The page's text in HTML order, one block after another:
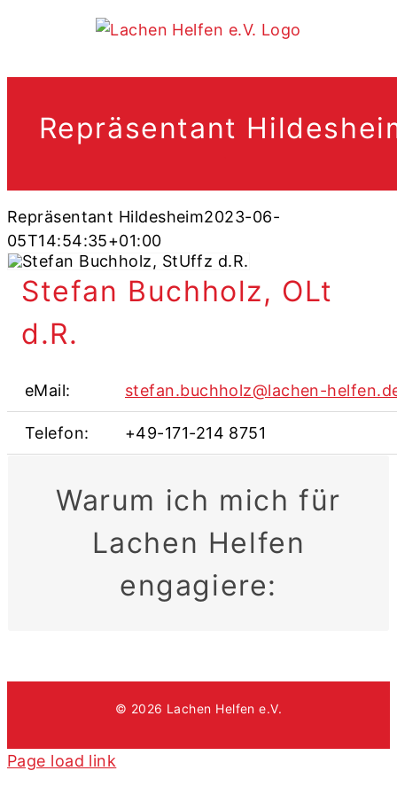
Repräsentant
Repräsentant Hildesheim2023-06-
05T14:54:35+01:00
Stefan Buchholz, OLt
d.R.
eMail: stefan.buchholz@lachen-
Telefon: +49-171-214 8751
Warum ich mich für
Lachen Helfen
engagiere:
„Ich bin bei Lachen Helfen e.V., da ich
denke, wenn jeder seinen kleinen Beitrag
leistet, können wir großes Bewirken.“
© 2026 Lachen Helfen e.V.
Page load link